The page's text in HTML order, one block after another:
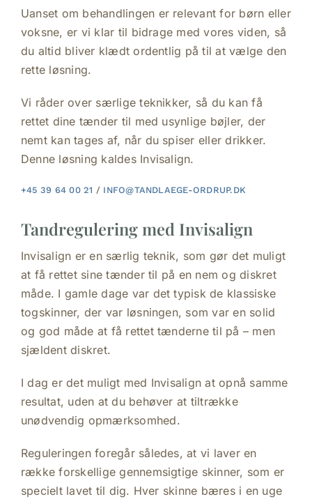
Uanset om behandlingen er relevant for børn eller
voksne, er vi klar til bidrage med vores viden, så
du altid bliver klædt ordentlig på til at vælge den
rette løsning.
Vi råder over særlige teknikker, så du kan få
rettet dine tænder til med usynlige bøjler, der
nemt kan tages af, når du spiser eller drikker.
Denne løsning kaldes Invisalign.
+45 39 64 00 21 / INFO@TANDLAEGE-ORDRUP.DK
Tandregulering med Invisalign
Invisalign er en særlig teknik, som gør det muligt
at få rettet sine tænder til på en nem og diskret
måde. I gamle dage var det typisk de klassiske
togskinner, der var løsningen, som var en solid
og god måde at få rettet tænderne til på – men
sjældent diskret.
I dag er det muligt med Invisalign at opnå samme
resultat, uden at du behøver at tiltrække
unødvendig opmærksomhed.
Reguleringen foregår således, at vi laver en
række forskellige gennemsigtige skinner, som er
specielt lavet til dig. Hver skinne bæres i en uge